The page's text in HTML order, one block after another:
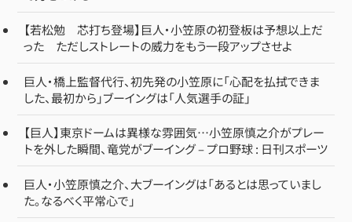
【若松勉 芯打ち登場】巨人・小笠原の初登板は予想以上だ
った ただしストレートの威力をもう一段アップさせよ
巨人・橋上監督代行、初先発の小笠原に「心配を払拭できま
した、最初から」ブーイングは「人気選手の証」
【巨人】東京ドームは異様な雰囲気…小笠原慎之介がプレー
トを外した瞬間、竜党がブーイング – プロ野球 : 日刊スポーツ
巨人・小笠原慎之介、大ブーイングは「あるとは思っていまし
た。なるべく平常心で」